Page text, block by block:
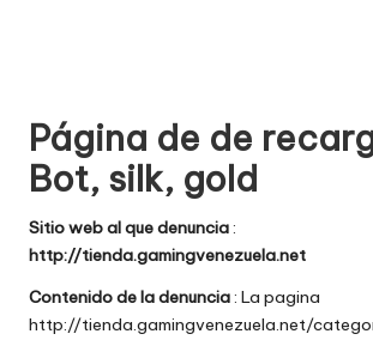
w
e
b
s
Página de de
Bot, silk, gold
Sitio web al que denuncia:
http://tienda.gamingvenezuela.net
Contenido de la denuncia: La pagina
http://tienda.gamingvenezuela.net/